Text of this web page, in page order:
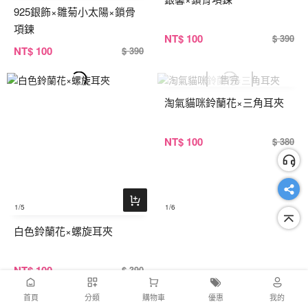
925銀飾×雛菊小太陽×鎖骨
項鍊
NT$ 100 $ 390
NT$ 100 $ 390
1/5
白色鈴蘭花×螺旋耳夾
NT$ 100 $ 390
1/6
淘氣貓咪鈴蘭花×三角耳夾
NT$ 100 $ 380
首頁 分類 購物車 優惠 我的